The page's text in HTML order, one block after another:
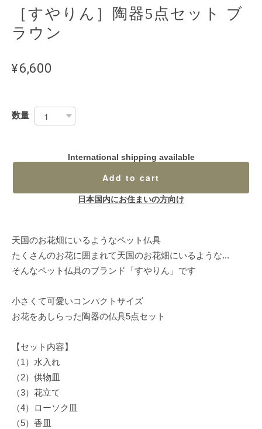
［すやりん］陶器5点セット ブ
ラウン
¥6,600
数量
International shipping available
Add to cart
日本国内にお住まいの方向け
天国のお花畑にいるようなペット仏具
たくさんのお花に囲まれて天国のお花畑にいるような...
そんなペット仏具のブランド「すやりん」です
小さくて可愛いコンパクトサイズ
お花をあしらった陶器の仏具5点セット
【セット内容】
（1）水入れ
（2）供物皿
（3）花立て
（4）ローソク皿
（5）香皿